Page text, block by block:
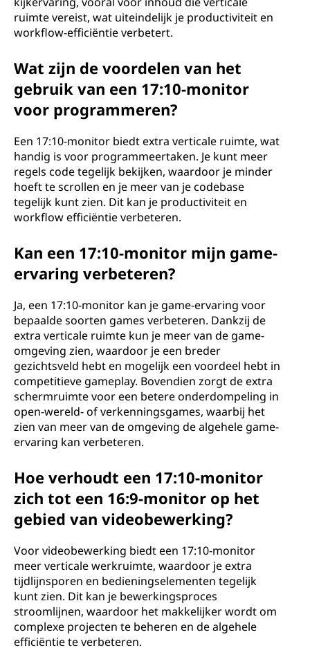
ruimte vereist, wat uiteindelijk je productiviteit en
workflow-efficiëntie verbetert.
Wat zijn de voordelen van het
gebruik van een 17:10-monitor
voor programmeren?
Een 17:10-monitor biedt extra verticale ruimte, wat
handig is voor programmeertaken. Je kunt meer
regels code tegelijk bekijken, waardoor je minder
hoeft te scrollen en je meer van je codebase
tegelijk kunt zien. Dit kan je productiviteit en
workflow efficiëntie verbeteren.
Kan een 17:10-monitor mijn game-
ervaring verbeteren?
Ja, een 17:10-monitor kan je game-ervaring voor
bepaalde soorten games verbeteren. Dankzij de
extra verticale ruimte kun je meer van de game-
omgeving zien, waardoor je een breder
gezichtsveld hebt en mogelijk een voordeel hebt in
competitieve gameplay. Bovendien zorgt de extra
schermruimte voor een betere onderdompeling in
open-wereld- of verkenningsgames, waarbij het
zien van meer van de omgeving de algehele game-
ervaring kan verbeteren.
Hoe verhoudt een 17:10-monitor
zich tot een 16:9-monitor op het
gebied van videobewerking?
Voor videobewerking biedt een 17:10-monitor
meer verticale werkruimte, waardoor je extra
tijdlijnsporen en bedieningselementen tegelijk
kunt zien. Dit kan je bewerkingsproces
stroomlijnen, waardoor het makkelijker wordt om
complexe projecten te beheren en de algehele
efficiëntie te verbeteren.